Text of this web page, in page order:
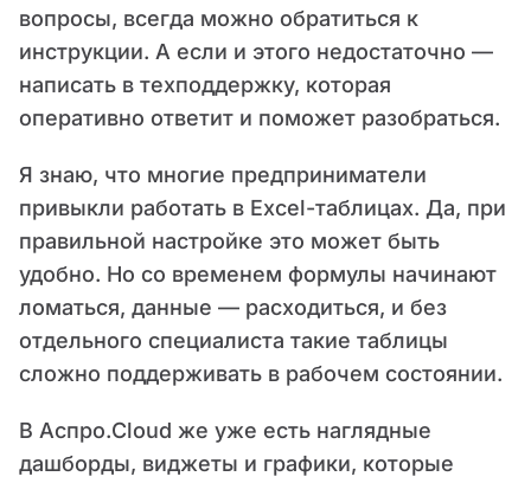
вопросы, всегда можно обратиться к
инструкции. А если и этого недостаточно —
написать в техподдержку, которая
оперативно ответит и поможет разобраться.
Я знаю, что многие предприниматели
привыкли работать в Excel-таблицах. Да, при
правильной настройке это может быть
удобно. Но со временем формулы начинают
ломаться, данные — расходиться, и без
отдельного специалиста такие таблицы
сложно поддерживать в рабочем состоянии.
В Аспро.Cloud же уже есть наглядные
дашборды, виджеты и графики, которые